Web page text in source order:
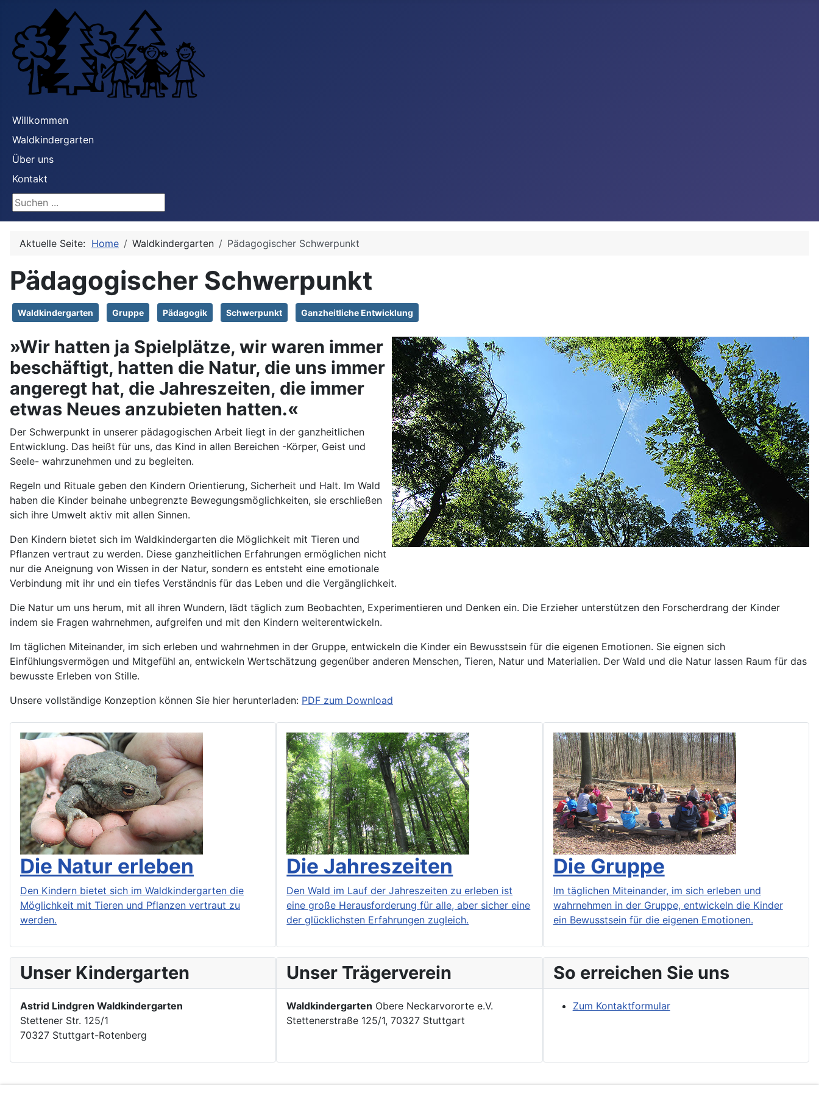
Willkommen
Waldkindergarten
Über uns
Kontakt
Suchen ...
Aktuelle Seite: Home Waldkindergarten Pädagogischer Schwerpunkt
Pädagogischer Schwerpunkt
Waldkindergarten Gruppe Pädagogik Schwerpunkt Ganzheitliche Entwicklung
»Wir hatten ja Spielplätze, wir waren immer
beschäftigt, hatten die Natur, die uns immer
angeregt hat, die Jahreszeiten, die immer
etwas Neues anzubieten hatten.«
Der Schwerpunkt in unserer pädagogischen Arbeit liegt in der ganzheitlichen
Entwicklung. Das heißt für uns, das Kind in allen Bereichen -Körper, Geist und
Seele- wahrzunehmen und zu begleiten.
Regeln und Rituale geben den Kindern Orientierung, Sicherheit und Halt. Im Wald
haben die Kinder beinahe unbegrenzte Bewegungsmöglichkeiten, sie erschließen
sich ihre Umwelt aktiv mit allen Sinnen.
Den Kindern bietet sich im Waldkindergarten die Möglichkeit mit Tieren und
Pflanzen vertraut zu werden. Diese ganzheitlichen Erfahrungen ermöglichen nicht
nur die Aneignung von Wissen in der Natur, sondern es entsteht eine emotionale
Verbindung mit ihr und ein tiefes Verständnis für das Leben und die Vergänglichkeit.
Die Natur um uns herum, mit all ihren Wundern, lädt täglich zum Beobachten, Experimentieren und Denken ein. Die Erzieher unterstützen den Forscherdrang der Kinder
indem sie Fragen wahrnehmen, aufgreifen und mit den Kindern weiterentwickeln.
Im täglichen Miteinander, im sich erleben und wahrnehmen in der Gruppe, entwickeln die Kinder ein Bewusstsein für die eigenen Emotionen. Sie eignen sich
Einfühlungsvermögen und Mitgefühl an, entwickeln Wertschätzung gegenüber anderen Menschen, Tieren, Natur und Materialien. Der Wald und die Natur lassen Raum für das
bewusste Erleben von Stille.
Unsere vollständige Konzeption können Sie hier herunterladen: PDF zum Download
Die Natur erleben
Den Kindern bietet sich im Waldkindergarten die
Möglichkeit mit Tieren und Pflanzen vertraut zu
werden.
Die Jahreszeiten
Den Wald im Lauf der Jahreszeiten zu erleben ist
eine große Herausforderung für alle, aber sicher eine
der glücklichsten Erfahrungen zugleich.
Die Gruppe
Im täglichen Miteinander, im sich erleben und
wahrnehmen in der Gruppe, entwickeln die Kinder
ein Bewusstsein für die eigenen Emotionen.
Unser Kindergarten
Astrid Lindgren Waldkindergarten
Stettener Str. 125/1
70327 Stuttgart-Rotenberg
Unser Trägerverein
Waldkindergarten Obere Neckarvororte e.V.
Stettenerstraße 125/1, 70327 Stuttgart
So erreichen Sie uns
Zum Kontaktformular